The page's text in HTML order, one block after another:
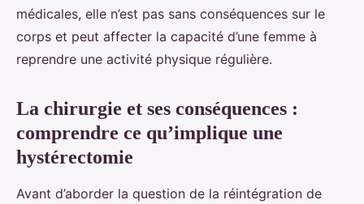
médicales, elle n’est pas sans conséquences sur le
corps et peut affecter la capacité d’une femme à
reprendre une activité physique régulière.
La chirurgie et ses conséquences :
comprendre ce qu’implique une
hystérectomie
Avant d’aborder la question de la réintégration de